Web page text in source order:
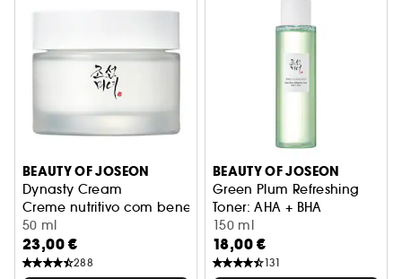
BEAUTY OF JOSEON
Dynasty Cream
Creme nutritivo com benefícios anti-envelhecimento
50 ml
23,00 €
288
BEAUTY OF JOSEON
Green Plum Refreshing
Toner: AHA + BHA
Loção esfoliante
150 ml
18,00 €
131